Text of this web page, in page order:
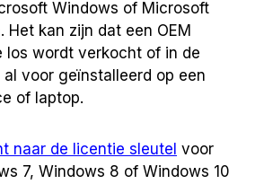
Windows of Microsoft
Het kan zijn dat een OEM
los wordt verkocht of in de
voor geïnstalleerd op een
of laptop.
naar de licentie sleutel voor
7, Windows 8 of Windows 10